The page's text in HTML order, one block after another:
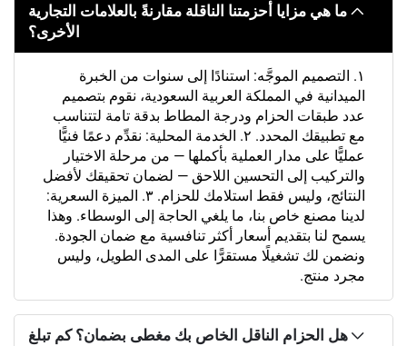
مزايا أحزمتنا الناقلة مقارنةً بالعلامات التجارية
الموجَّه: استنادًا إلى سنوات من الخبرة
في المملكة العربية السعودية، نقوم بتصميم
الحزام ودرجة المطاط بدقة تامة لتتناسب
مع تطبيقك المحدد. ٢. الخدمة المحلية: نقدِّم دعمًا فنيًّا
مدار العملية بأكملها — من مرحلة الاختيار
إلى التحسين اللاحق — لضمان تحقيقك لأفضل
النتائج، وليس فقط استلامك للحزام. ٣. الميزة السعرية:
خاص بنا، ما يلغي الحاجة إلى الوسطاء. وهذا
بتقديم أسعار أكثر تنافسية مع ضمان الجودة.
تشغيلًا مستقرًّا على المدى الطويل، وليس
الناقل الخاص بك مغطى بضمان؟ كم تبلغ